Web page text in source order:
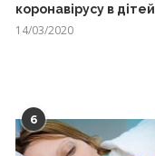
коронавірусу в дітей
14/03/2020
6